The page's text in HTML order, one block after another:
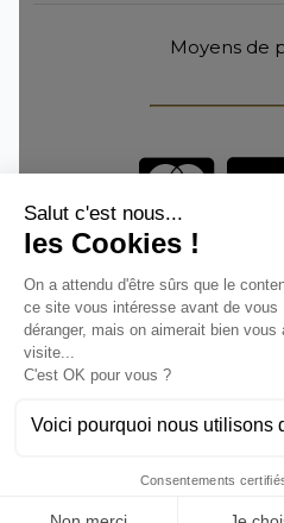
Moyens de
Vous êtes un
Anoq bénéficie du soutien